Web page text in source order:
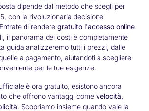
dipende dal metodo che scegli per
con la rivoluzionaria decisione
di rendere gratuito l'accesso online
il panorama dei costi è completamente
guida analizzeremo tutti i prezzi, dalle
a pagamento, aiutandoti a scegliere
per le tue esigenze.
è ora gratuito, esistono ancora
che offrono vantaggi come velocità,
. Scopriamo insieme quando vale la